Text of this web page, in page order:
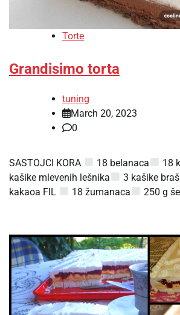
Torte
Grandisimo torta
tuning
March 20, 2023
0
SASTOJCI KORA 18 belanaca 18
kašike mlevenih lešnika
3 kašike
kakaoa FIL
18 žumanaca 250 g